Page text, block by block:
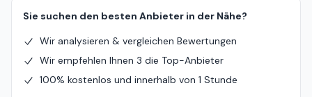
Sie suchen den besten Anbieter in der Nähe?
Wir analysieren & vergleichen Bewertungen
Wir empfehlen Ihnen 3 die Top-Anbieter
100% kostenlos und innerhalb von 1 Stunde